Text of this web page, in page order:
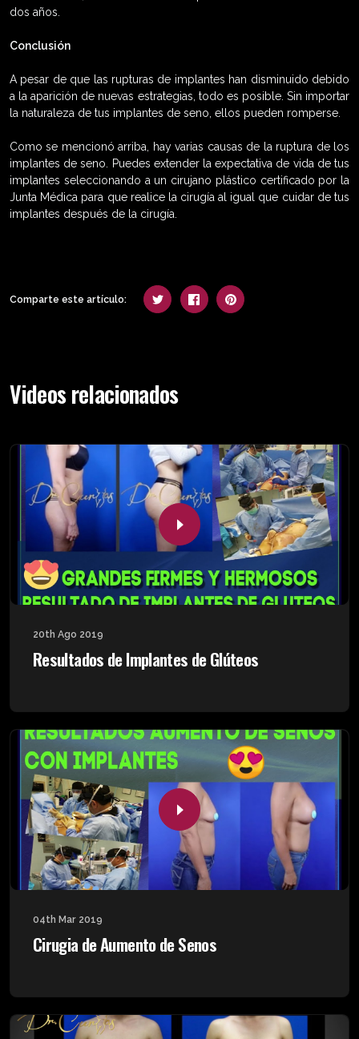
dos años.
Conclusión
A pesar de que las rupturas de implantes han disminuido debido
a la aparición de nuevas estrategias, todo es posible. Sin importar
la naturaleza de tus implantes de seno, ellos pueden romperse.
Como se mencionó arriba, hay varias causas de la ruptura de los
implantes de seno. Puedes extender la expectativa de vida de tus
implantes seleccionando a un cirujano plástico certificado por la
Junta Médica para que realice la cirugía al igual que cuidar de tus
implantes después de la cirugía.
Comparte este artículo:
Videos relacionados
20th Ago 2019
Resultados de Implantes de Glúteos
04th Mar 2019
Cirugia de Aumento de Senos